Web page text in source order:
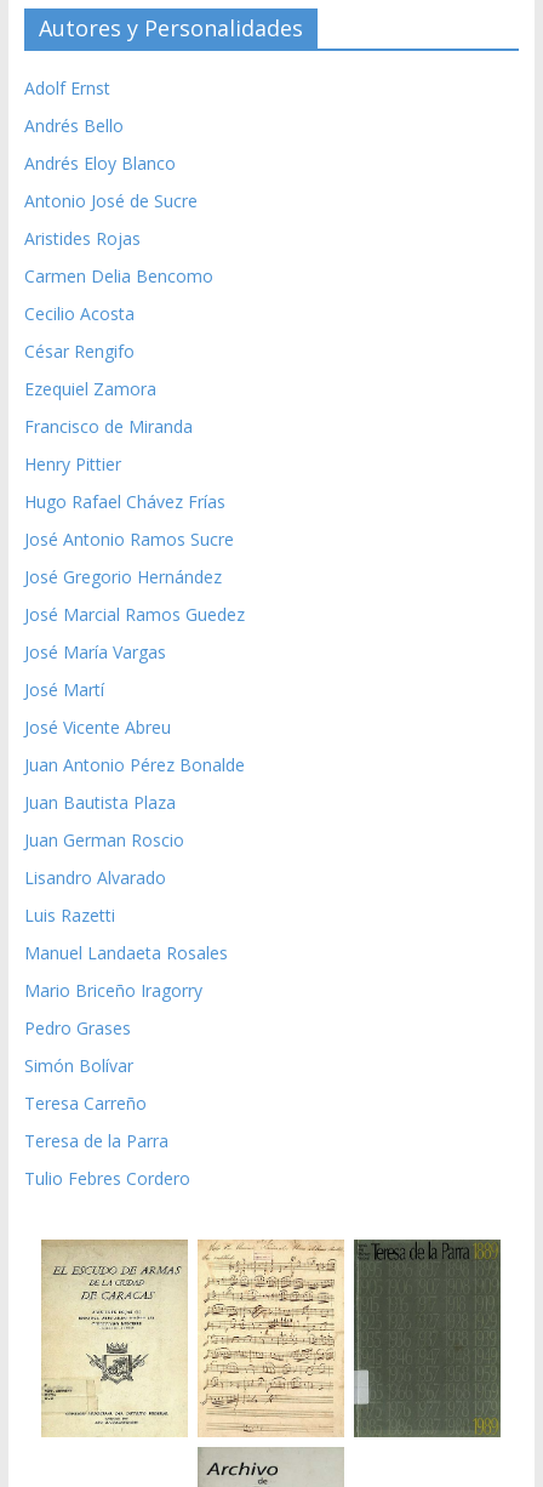
Autores y Personalidades
Adolf Ernst
Andrés Bello
Andrés Eloy Blanco
Antonio José de Sucre
Aristides Rojas
Carmen Delia Bencomo
Cecilio Acosta
César Rengifo
Ezequiel Zamora
Francisco de Miranda
Henry Pittier
Hugo Rafael Chávez Frías
José Antonio Ramos Sucre
José Gregorio Hernández
José Marcial Ramos Guedez
José María Vargas
José Martí
José Vicente Abreu
Juan Antonio Pérez Bonalde
Juan Bautista Plaza
Juan German Roscio
Lisandro Alvarado
Luis Razetti
Manuel Landaeta Rosales
Mario Briceño Iragorry
Pedro Grases
Simón Bolívar
Teresa Carreño
Teresa de la Parra
Tulio Febres Cordero